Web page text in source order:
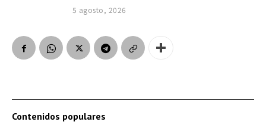
5 agosto, 2026
Contenidos populares